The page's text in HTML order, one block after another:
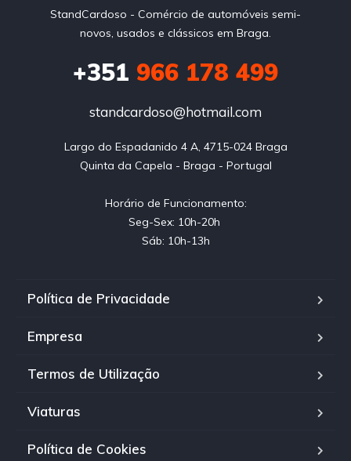
StandCardoso - Comércio de automóveis semi-
novos, usados e clássicos em Braga.
+351 966 178 499
standcardoso@hotmail.com
Largo do Espadanido 4 A, 4715-024 Braga
Quinta da Capela - Braga - Portugal
Horário de Funcionamento:
Seg-Sex: 10h-20h
Sáb: 10h-13h
Política de Privacidade
Empresa
Termos de Utilização
Viaturas
Política de Cookies